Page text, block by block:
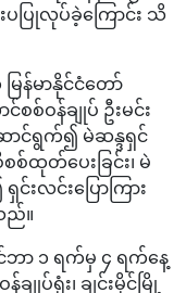
ပပြုလုပ်ခဲ့ကြောင်း သိ
န်မာနိုင်ငံတော်
စစ်ဝန်ချုပ် ဦးမင်း
ာင်ရွက်၍ မဲဆန္ဒရှင်
ထုတ်ပေးခြင်း၊ မဲ
းလင်းပြောကြား
ည်။
ဘာ ၁ ရက်မှ ၄ ရက်နေ့
ပ်ရုံး၊ ချင်းမိုင်မြို့